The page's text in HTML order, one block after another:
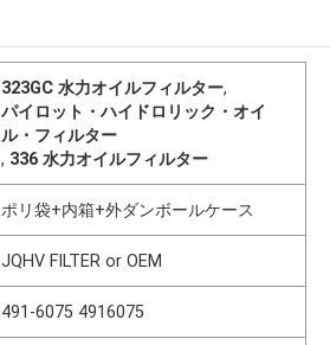
323GC 水力オイルフィルター,
パイロット・ハイドロリック・オイ
ル・フィルター
, 336 水力オイルフィルター
ポリ袋+内箱+外ダンボールケース
JQHV FILTER or OEM
491-6075 4916075